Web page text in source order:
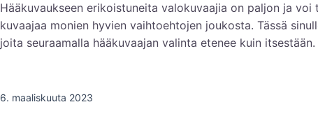
Hääkuvaukseen erikoistuneita valokuvaajia on paljon ja voi
kuvaajaa monien hyvien vaihtoehtojen joukosta. Tässä
joita seuraamalla hääkuvaajan valinta etenee kuin itsestään.
6. maaliskuuta 2023